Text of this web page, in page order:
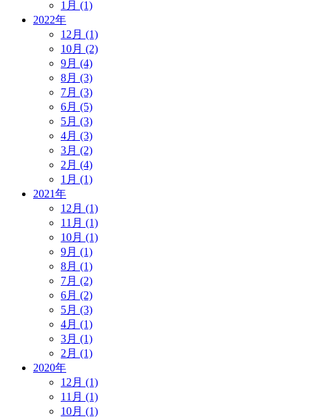
1月 (1)
2022年
12月 (1)
10月 (2)
9月 (4)
8月 (3)
7月 (3)
6月 (5)
5月 (3)
4月 (3)
3月 (2)
2月 (4)
1月 (1)
2021年
12月 (1)
11月 (1)
10月 (1)
9月 (1)
8月 (1)
7月 (2)
6月 (2)
5月 (3)
4月 (1)
3月 (1)
2月 (1)
2020年
12月 (1)
11月 (1)
10月 (1)